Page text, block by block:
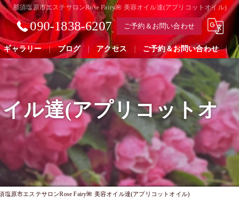
那須塩原市エステサロンRose Fairy🌺 美容オイル達(アプリコットオイル)
090-1838-6207 ご予約＆お問い合わせ
ギャラリー ブログ アクセス ご予約＆お問い合わせ
ル達(アプリコットオ
塩原市エステサロンRose Fairy🌺 美容オイル達(アプリコットオイル)